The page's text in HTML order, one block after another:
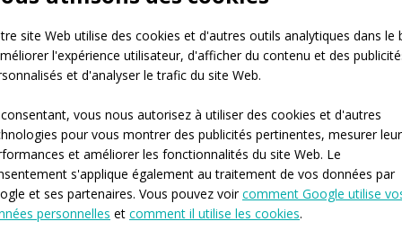
site Web utilise des cookies et d'autres outils analytiques dans le
l'expérience utilisateur, d'afficher du contenu et des
et d'analyser le trafic du site Web.
consentant, vous nous autorisez à utiliser des cookies et d'autres
pour vous montrer des publicités pertinentes, mesurer
et améliorer les fonctionnalités du site Web. Le
s'applique également au traitement de vos données par
et ses partenaires. Vous pouvez voircomment Google utilise
personnelles et comment il utilise les cookies.
produirions les vêtements ?*
5-10 11-50 plus de 50 centaines de pièces
auriez-vous besoin que nous commencions la
Dans les 3-6 prochains mois
n’ai pas encore d’idée
you like to tell us more details?